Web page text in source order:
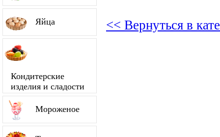
Яйца
Кондитерские
изделия и сладости
Мороженое
<< Вернуться в